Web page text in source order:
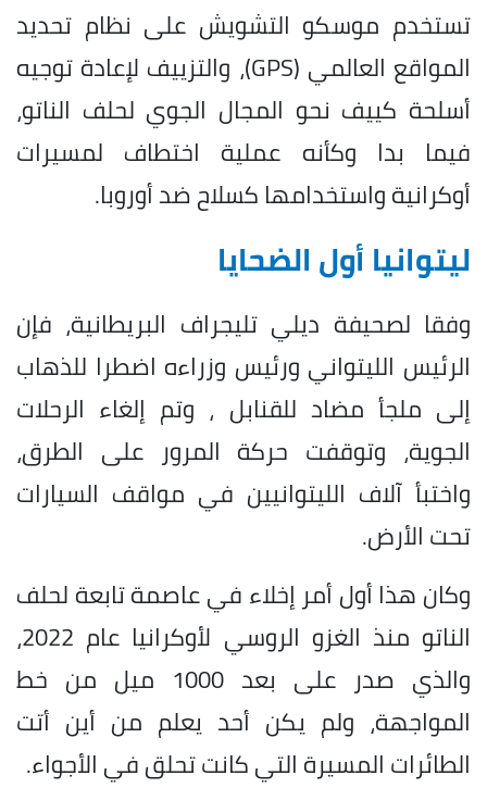
تستخدم موسكو التشويش على نظام تحديد
المواقع العالمي (GPS)، والتزييف لإعادة توجيه
أسلحة كييف نحو المجال الجوي لحلف الناتو،
فيما بدا وكأنه عملية اختطاف لمسيرات
أوكرانية واستخدامها كسلاح ضد أوروبا.
ليتوانيا أول الضحايا
وفقا لصحيفة ديلي تليجراف البريطانية، فإن
الرئيس الليتواني ورئيس وزراءه اضطرا للذهاب
إلى ملجأ مضاد للقنابل ، وتم إلغاء الرحلات
الجوية، وتوقفت حركة المرور على الطرق،
واختبأ آلاف الليتوانيين في مواقف السيارات
تحت الأرض.
وكان هذا أول أمر إخلاء في عاصمة تابعة لحلف
الناتو منذ الغزو الروسي لأوكرانيا عام 2022،
والذي صدر على بعد 1000 ميل من خط
المواجهة، ولم يكن أحد يعلم من أين أتت
الطائرات المسيرة التي كانت تحلق في الأجواء.